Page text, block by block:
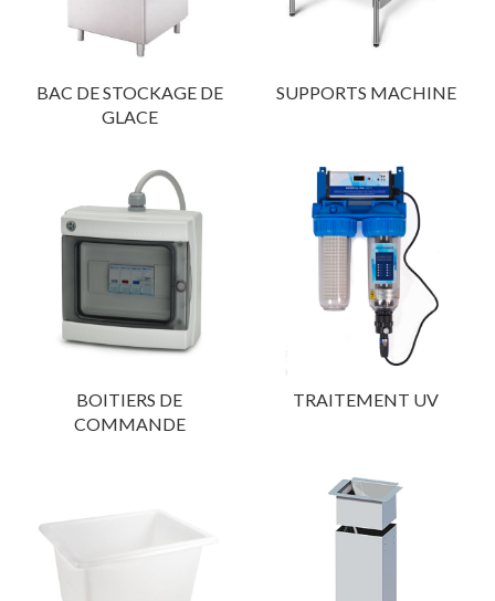
BAC DE STOCKAGE DE
GLACE
SUPPORTS MACHINE
BOITIERS DE
COMMANDE
TRAITEMENT UV